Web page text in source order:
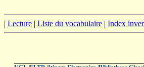
| Lecture | Liste du vocabulaire | Index